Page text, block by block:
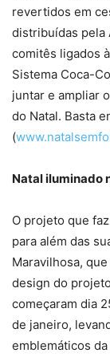
revertidos em
distribuídas pela
comitês ligados
Sistema Coca-
juntar e ampliar
do Natal. Basta
(
Natal iluminado
O projeto que
para além das
Maravilhosa,
design do
começaram dia
de janeiro,
emblemáticos